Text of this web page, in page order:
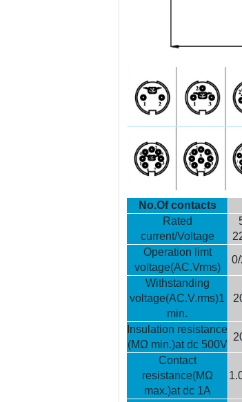
No.Of contacts
Rated
current/Voltage
Operation limt
voltage(AC.Vrms)
Withstanding
voltage(AC.V.rms)1
min.
Insulation resistance
(MΩ min.)at dc 500V
Contact
resistance(MΩ
max.)at dc 1A